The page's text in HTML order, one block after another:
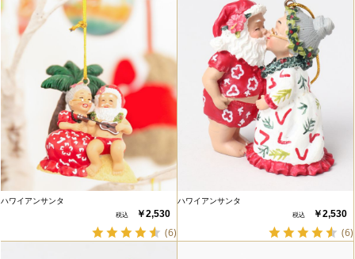
ハワイアンサンタ
￥2,530
(6)
ハワイアンサンタ
￥2,530
(6)